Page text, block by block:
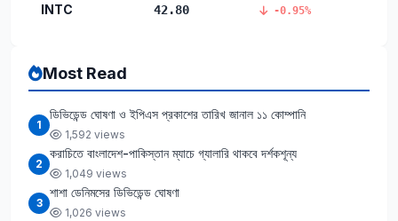
INTC 42.80 -0.95%
Most Read
1
ডিভিডেন্ড ঘোষণা ও ইপিএস প্রকাশের তারিখ জানাল ১১ কোম্পানি
1,592 views
2
করাচিতে বাংলাদেশ-পাকিস্তান ম্যাচে গ্যালারি থাকবে দর্শকশূন্য
1,049 views
3
শাশা ডেনিমসের ডিভিডেন্ড ঘোষণা
1,026 views